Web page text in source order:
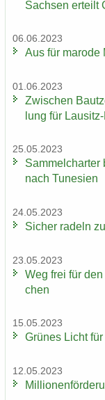
Sach­sen er­teilt
06.06.2023
Aus für ma­ro­de
01.06.2023
Zwi­schen
lung für
25.05.2023
Sam­mel­char­ter
nach Tu­ne­si­en
24.05.2023
Si­cher ra­deln
23.05.2023
Weg frei für
chen
15.05.2023
Grü­nes Licht
12.05.2023